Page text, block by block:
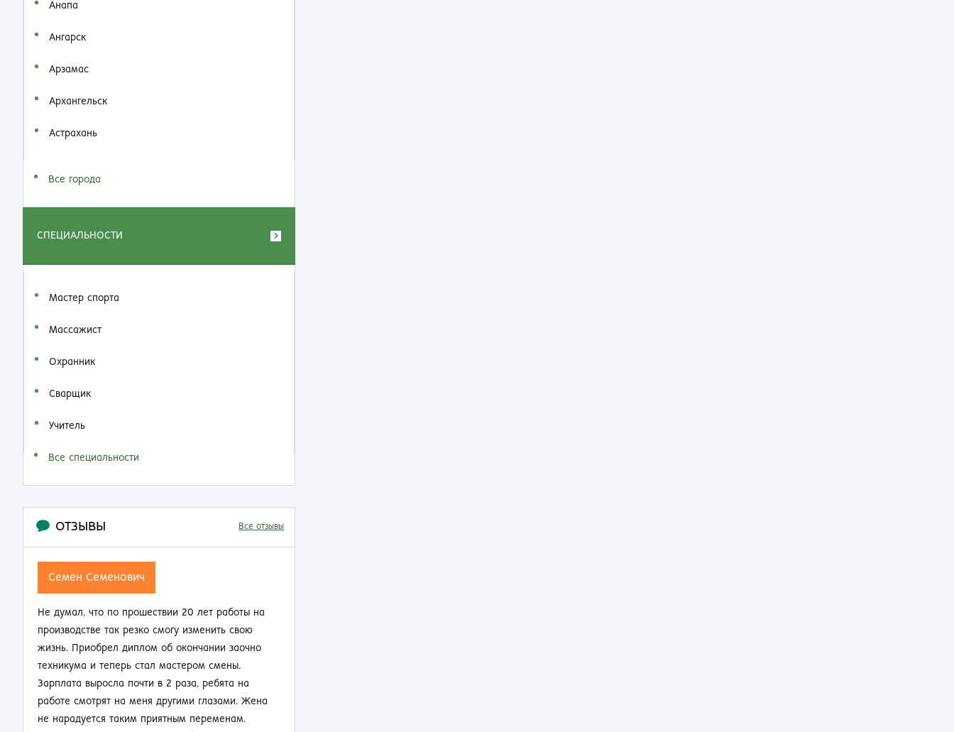
Анапа
Ангарск
Арзамас
Архангельск
Астрахань
Все города
СПЕЦИАЛЬНОСТИ
Мастер спорта
Массажист
Охранник
Сварщик
Учитель
Все специальности
ОТЗЫВЫ Все отзывы
Семен Семенович
Не думал, что по прошествии 20 лет работы на
производстве так резко смогу изменить свою
жизнь. Приобрел диплом об окончании заочно
техникума и теперь стал мастером смены.
Зарплата выросла почти в 2 раза, ребята на
работе смотрят на меня другими глазами. Жена
не нарадуется таким приятным переменам.